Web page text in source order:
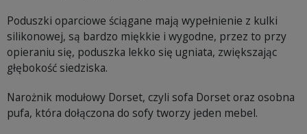
Poduszki oparciowe ściągane mają wypełnienie z kulki
silikonowej, są bardzo miękkie i wygodne, przez to przy
opieraniu się, poduszka lekko się ugniata, zwiększając
głębokość siedziska.
Narożnik modułowy Dorset, czyli sofa Dorset oraz osobna
pufa, która dołączona do sofy tworzy jeden mebel.